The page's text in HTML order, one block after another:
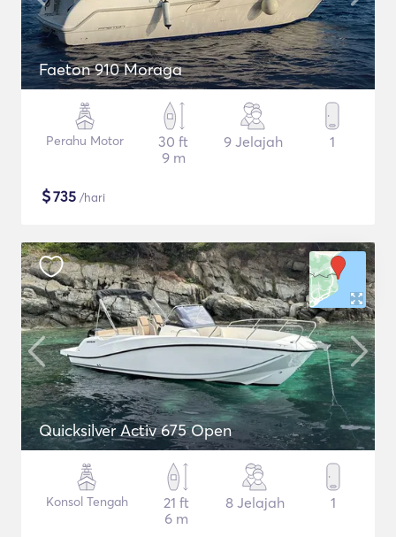
Faeton 910 Moraga
Perahu Motor
30 ft
9 m
9 Jelajah 1
$735 /hari
Quicksilver Activ 675 Open
Konsol Tengah
21 ft
6 m
8 Jelajah 1